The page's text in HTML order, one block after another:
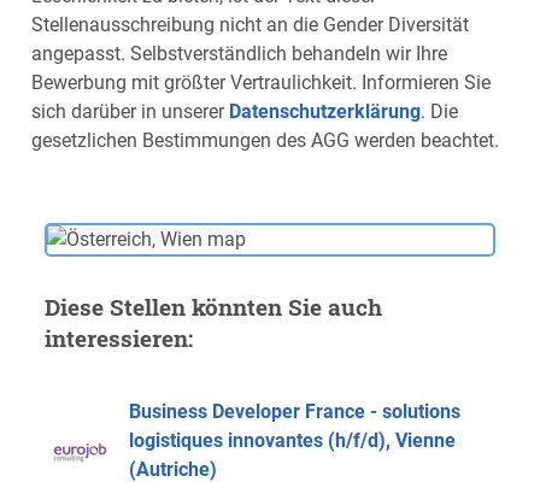
Stellenausschreibung nicht an die Gender Diversität
angepasst. Selbstverständlich behandeln wir Ihre
Bewerbung mit größter Vertraulichkeit. Informieren Sie
sich darüber in unserer Datenschutzerklärung. Die
gesetzlichen Bestimmungen des AGG werden beachtet.
Diese Stellen könnten Sie auch
interessieren:
Business Developer France - solutions
logistiques innovantes (h/f/d), Vienne
(Autriche)